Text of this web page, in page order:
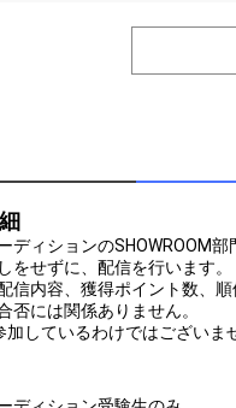
continue to send gifts to
ディションのSHOWROOM部
をせずに、配信を行います。
信内容、獲得ポイント数、
否には関係ありません。
しているわけではございま